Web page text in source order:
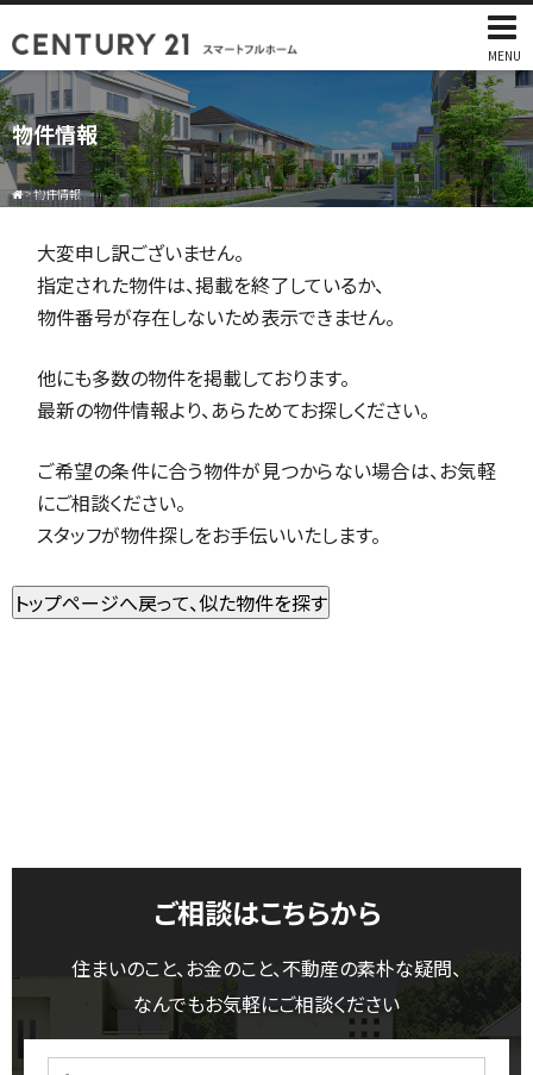
MENU
物件情報
>物件情報
大変申し訳ございません。
指定された物件は、掲載を終了しているか、
物件番号が存在しないため表示できません。
他にも多数の物件を掲載しております。
最新の物件情報より、あらためてお探しください。
ご希望の条件に合う物件が見つからない場合は、お気軽
にご相談ください。
スタッフが物件探しをお手伝いいたします。
ご相談はこちらから
住まいのこと、お金のこと、不動産の素朴な疑問、
なんでもお気軽にご相談ください